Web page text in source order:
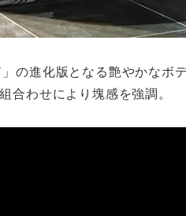
の進化版となる艶やかな
合わせにより塊感を強調。